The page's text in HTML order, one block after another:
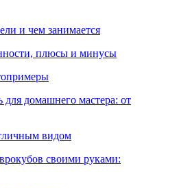
и чем занимается
плюсы и минусы
домашнего мастера: от
видом
своими руками: